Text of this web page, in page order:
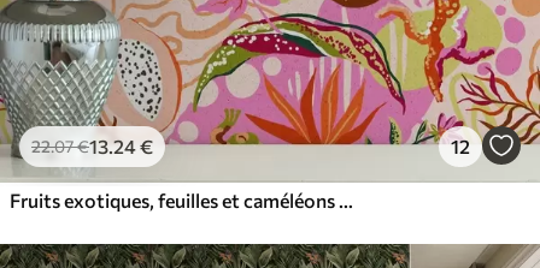
22.07€13.24€ 12
Fruits exotiques, feuilles et caméléons dans un style tropical